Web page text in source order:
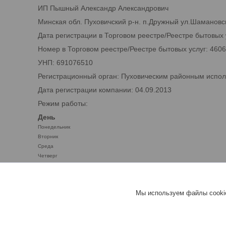
ИП Пышный Александр Александрович
Минская обл. Пуховичский р-н. п.Дружный
Дата регистрации в Торговом реестре/Реестре бытовых
Номер в Торговом реестре/Реестре бытовых услуг:
УНП: 691076510
Регистрационный орган: Пуховическим районным
Дата регистрации компании: 04.09.2013
Режим работы:
День
Понедельник
Вторник
Среда
Четверг
Мы используем файлы